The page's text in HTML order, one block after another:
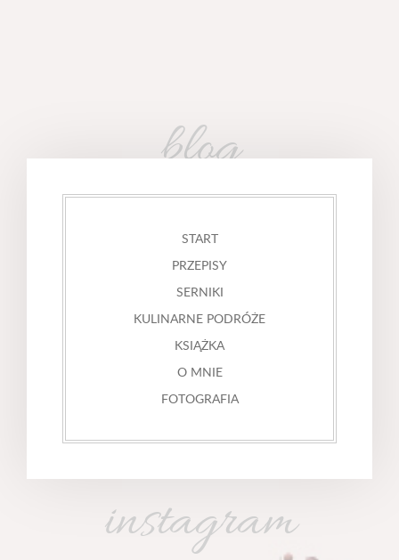
blog
START
PRZEPISY
SERNIKI
KULINARNE PODRÓŻE
KSIĄŻKA
O MNIE
FOTOGRAFIA
instagram